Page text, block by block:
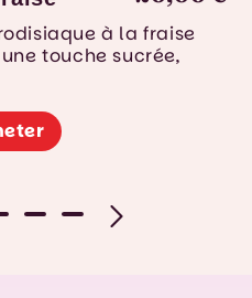
à la fraise
touche sucrée,